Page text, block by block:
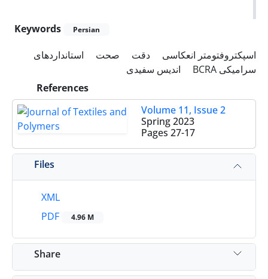
Keywords Persian
اسپکتروفتومتر انعکاسی دقت صحت
استانداردهای
سرامیکی BCRA
اندیس سفیدی
References
Volume 11, Issue 2
Spring 2023
Pages 27-17
Files
XML
PDF
4.96 M
Share